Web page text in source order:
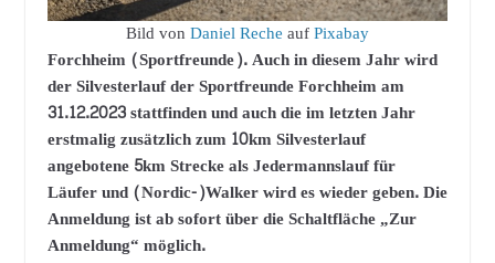
Bild vonDaniel RecheaufPixabay
Forchheim (Sportfreunde). Auch in diesem Jahr wird
der Silvesterlauf der Sportfreunde Forchheim am
31.12.2023 stattfinden und auch die im letzten Jahr
erstmalig zusätzlich zum 10km Silvesterlauf
angebotene 5km Strecke als Jedermannslauf für
Läufer und (Nordic-)Walker wird es wieder geben. Die
Anmeldung ist ab sofort über die Schaltfläche „Zur
Anmeldung“ möglich.